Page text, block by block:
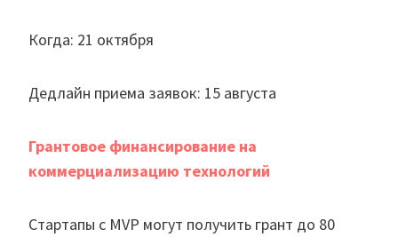
Когда: 21 октября
Дедлайн приема заявок: 15 августа
Грантовое финансирование на
коммерциализацию технологий
Стартапы с MVP могут получить грант до 80